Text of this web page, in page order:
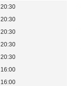
20:30
20:30
20:30
20:30
20:30
16:00
16:00